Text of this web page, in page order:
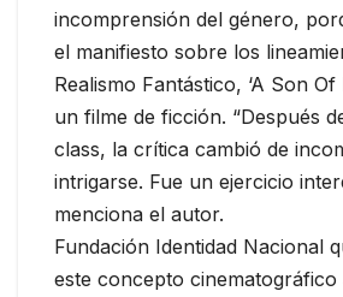
incomprensión del género,
el manifiesto sobre los
Realismo Fantástico, ‘A Son Of
un filme de ficción. “Después
class, la crítica cambió de
intrigarse. Fue un ejercicio
menciona el autor.
Fundación Identidad Nacional
este concepto cinematográfico